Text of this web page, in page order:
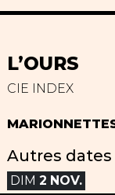
L’OURS
CIE INDEX
Autres dates
DIM 2 NOV.